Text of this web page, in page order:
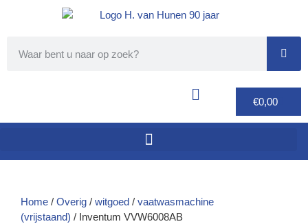
€0,00
Home / Overig / witgoed / vaatwasmachine
(vrijstaand) / Inventum VVW6008AB